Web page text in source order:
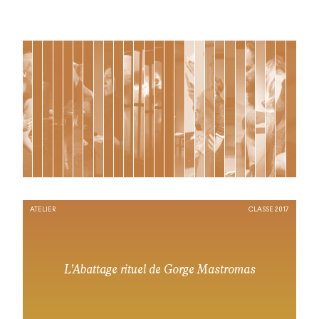
L’Abattage rituel de Gorge Mastromas
ATELIER CLASSE 2017